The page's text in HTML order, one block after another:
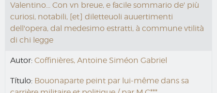
Valentino... Con vn breue, e facile sommario de' più
curiosi, notabili, [et] diletteuoli auuertimenti
dell'opera, dal medesimo estratti, à commune vtilità
di chi legge
Autor: Coffinières, Antoine Siméon Gabriel
Título: Bouonaparte peint par lui-même dans sa